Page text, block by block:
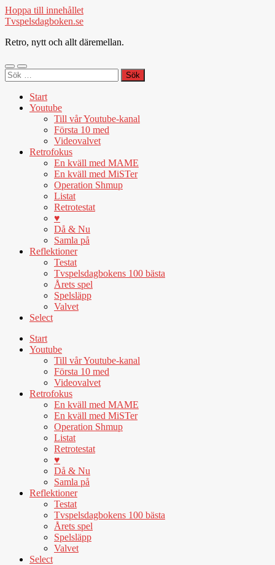
Hoppa till innehållet
Tvspelsdagboken.se
Retro, nytt och allt däremellan.
Slå
på/av
Slå
på/av
Sök
efter:
Start
Youtube
Till vår Youtube-kanal
Första 10 med
Videovalvet
Retrofokus
En kväll med MAME
En kväll med MiSTer
Operation Shmup
Listat
Retrotestat
♥
Då & Nu
Samla på
Reflektioner
Testat
Tvspelsdagbokens 100 bästa
Årets spel
Spelsläpp
Valvet
Select
Start
Youtube
Till vår Youtube-kanal
Första 10 med
Videovalvet
Retrofokus
En kväll med MAME
En kväll med MiSTer
Operation Shmup
Listat
Retrotestat
♥
Då & Nu
Samla på
Reflektioner
Testat
Tvspelsdagbokens 100 bästa
Årets spel
Spelsläpp
Valvet
Select